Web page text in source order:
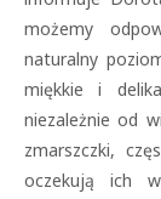
możemy
naturalny
miękkie i
niezależnie od
zmarszczki,
oczekują ich